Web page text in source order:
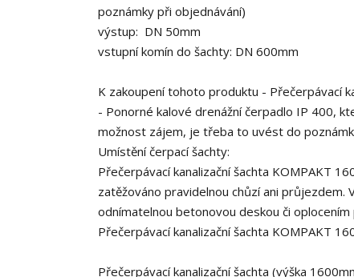
poznámky při objednávání)
výstup: DN 50mm
vstupní komín do šachty: DN 600mm
K zakoupení tohoto produktu - Přečerpávací
- Ponorné kalové drenážní čerpadlo IP 400,
možnost zájem, je třeba to uvést do
Umístění čerpací šachty:
Přečerpávací kanalizační šachta KOMPAKT
zatěžováno pravidelnou chůzí ani průjezdem.
odnímatelnou betonovou deskou či
Přečerpávací kanalizační šachta KOMPAKT
Přečerpávací kanalizační šachta (výška